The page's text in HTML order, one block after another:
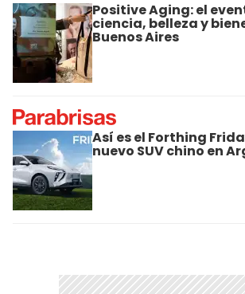
Positive Aging: el
ciencia, belleza y
Buenos Aires
Así es el Forthing
nuevo SUV chino en